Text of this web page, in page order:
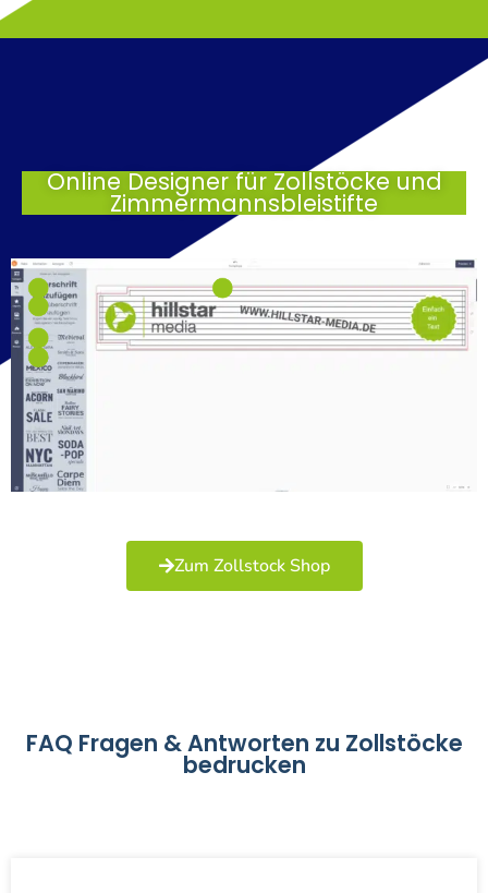
Online Designer für Zollstöcke und
Zimmermannsbleistifte
Zum Zollstock Shop
FAQ Fragen & Antworten zu Zollstöcke
bedrucken